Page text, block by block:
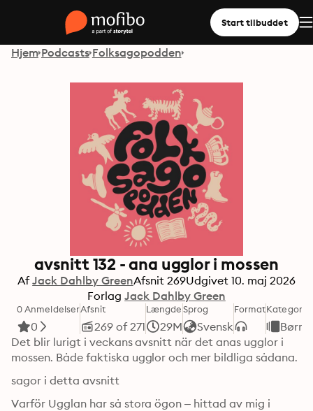
Start tilbuddet
Hjem Podcasts Folksagopodden
avsnitt 132 - ana ugglor i mossen
Af Jack Dahlby GreenAfsnit 269Udgivet 10. maj 2026
Forlag Jack Dahlby Green
0 Anmeldelser
0
Afsnit
269 of 271
Længde
29M
Sprog
Svensk
FormatKategori
Det blir lurigt i veckans avsnitt när det anas ugglor i
sagor i detta avsnitt
Varför Ugglan har så stora ögon – hittad av mig i